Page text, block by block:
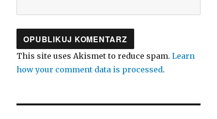
This site uses Akismet to reduce spam.Learn
how your comment data is processed.